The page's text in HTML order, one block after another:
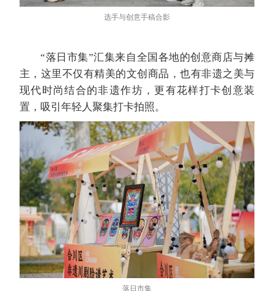
选手与创意手稿合影
“落日市集”汇集来自全国各地的创意商店与摊
主，这里不仅有精美的文创商品，也有非遗之美与
现代时尚结合的非遗作坊，更有花样打卡创意装
置，吸引年轻人聚集打卡拍照。
落日市集